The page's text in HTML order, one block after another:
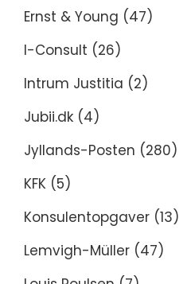
Ernst & Young (47)
I-Consult (26)
Intrum Justitia (2)
Jubii.dk (4)
Jyllands-Posten (280)
KFK (5)
Konsulentopgaver (13)
Lemvigh-Müller (47)